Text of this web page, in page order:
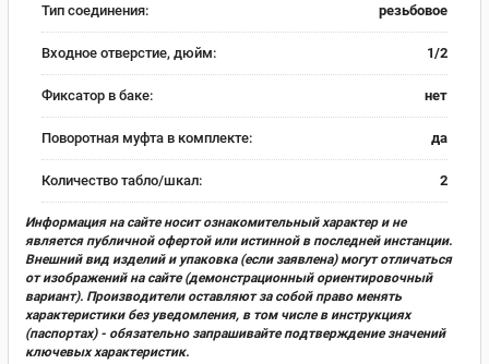
Тип соединения: резьбовое
Входное отверстие, дюйм: 1/2
Фиксатор в баке: нет
Поворотная муфта в комплекте: да
Количество табло/шкал: 2
Информация на сайте носит ознакомительный характер и не
является публичной офертой или истинной в последней инстанции.
Внешний вид изделий и упаковка (если заявлена) могут отличаться
от изображений на сайте (демонстрационный ориентировочный
вариант). Производители оставляют за собой право менять
характеристики без уведомления, в том числе в инструкциях
(паспортах) - обязательно запрашивайте подтверждение значений
ключевых характеристик.